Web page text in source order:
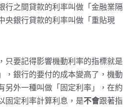
行之間貸款的利率叫做「金融業隔
央銀行貸款的利率叫做「重貼現
只要記得影響機動利率的指標就是
，銀行的要付的成本變高了，機動
另外一種叫做「固定利率」，在約
固定利率計算利息，是不會跟著指